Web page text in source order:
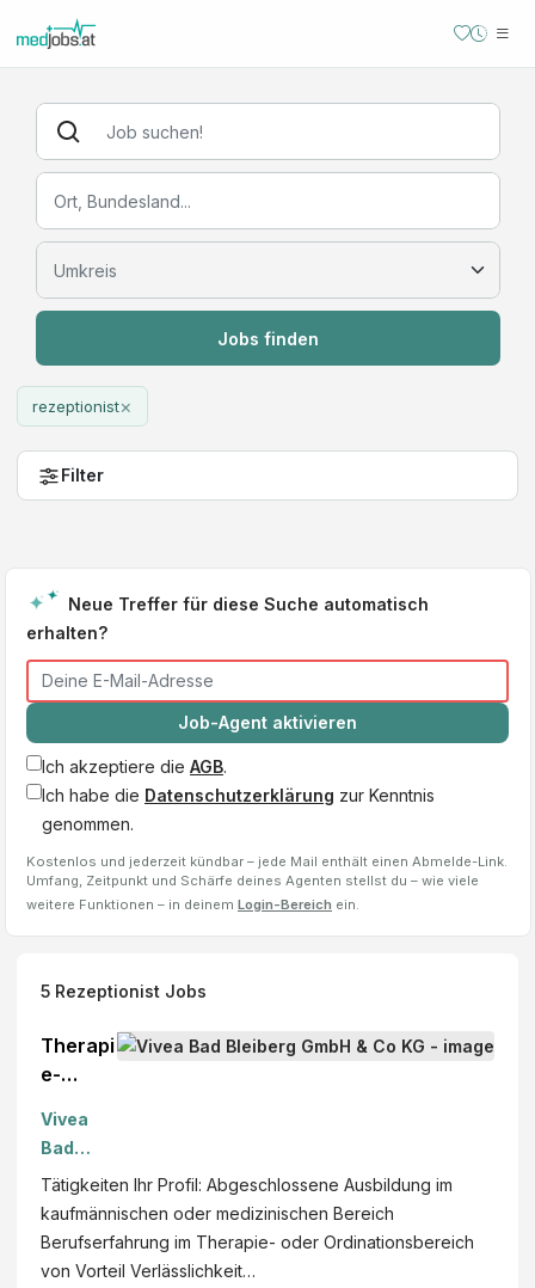
Jobs finden
rezeptionist×
Filter
Neue Treffer für diese Suche automatisch
erhalten?
Job-Agent aktivieren
Ich akzeptiere die AGB.
Ich habe die Datenschutzerklärung zur Kenntnis
genommen.
Kostenlos und jederzeit kündbar – jede Mail enthält einen Abmelde-Link.
Umfang, Zeitpunkt und Schärfe deines Agenten stellst du – wie viele
weitere Funktionen – in deinem Login-Bereich ein.
5 Rezeptionist Jobs
Therapi
e-
onist:in
m/w/d
Vollzeit
nach
Abspra
che
Vivea
Bad
Bleiberg
GmbH &
Co KG
Tätigkeiten Ihr Profil: Abgeschlossene Ausbildung im
kaufmännischen oder medizinischen Bereich
Berufserfahrung im Therapie- oder Ordinationsbereich
von Vorteil Verlässlichkeit…